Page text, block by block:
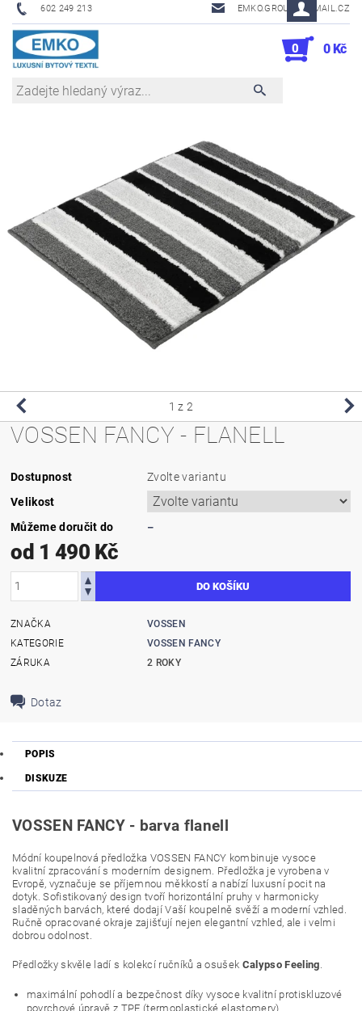
602 249 213 EMKO.GROUSL@EMAIL.CZ
0 0 Kč
1 z 2
VOSSEN FANCY - FLANELL
Dostupnost
Zvolte variantu
Velikost
Můžeme doručit do
–
od 1 490 Kč
ZNAČKA
VOSSEN
KATEGORIE
VOSSEN FANCY
ZÁRUKA
2 ROKY
Dotaz
POPIS
DISKUZE
VOSSEN FANCY - barva flanell
Módní koupelnová předložka VOSSEN FANCY kombinuje vysoce
kvalitní zpracování s moderním designem. Předložka je vyrobena v
Evropě, vyznačuje se příjemnou měkkostí a nabízí luxusní pocit na
dotyk. Sofistikovaný design tvoří horizontální pruhy v harmonicky
sladěných barvách, které dodají Vaší koupelně svěží a moderní vzhled.
Ručně opracované okraje zajišťují nejen elegantní vzhled, ale i velmi
dobrou odolnost.
Předložky skvěle ladí s kolekcí ručníků a osušek Calypso Feeling.
maximální pohodlí a bezpečnost díky vysoce kvalitní protiskluzové
povrchové úpravě z TPE (termoplastické elastomery)